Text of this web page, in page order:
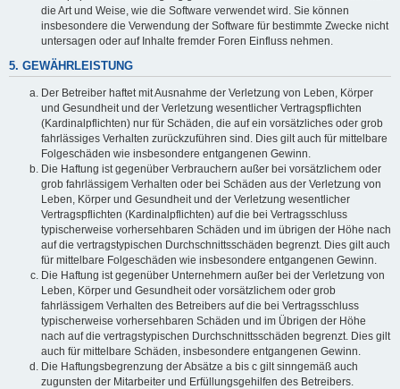
die Art und Weise, wie die Software verwendet wird. Sie können
insbesondere die Verwendung der Software für bestimmte Zwecke nicht
untersagen oder auf Inhalte fremder Foren Einfluss nehmen.
5. GEWÄHRLEISTUNG
Der Betreiber haftet mit Ausnahme der Verletzung von Leben, Körper
und Gesundheit und der Verletzung wesentlicher Vertragspflichten
(Kardinalpflichten) nur für Schäden, die auf ein vorsätzliches oder grob
fahrlässiges Verhalten zurückzuführen sind. Dies gilt auch für mittelbare
Folgeschäden wie insbesondere entgangenen Gewinn.
Die Haftung ist gegenüber Verbrauchern außer bei vorsätzlichem oder
grob fahrlässigem Verhalten oder bei Schäden aus der Verletzung von
Leben, Körper und Gesundheit und der Verletzung wesentlicher
Vertragspflichten (Kardinalpflichten) auf die bei Vertragsschluss
typischerweise vorhersehbaren Schäden und im übrigen der Höhe nach
auf die vertragstypischen Durchschnittsschäden begrenzt. Dies gilt auch
für mittelbare Folgeschäden wie insbesondere entgangenen Gewinn.
Die Haftung ist gegenüber Unternehmern außer bei der Verletzung von
Leben, Körper und Gesundheit oder vorsätzlichem oder grob
fahrlässigem Verhalten des Betreibers auf die bei Vertragsschluss
typischerweise vorhersehbaren Schäden und im Übrigen der Höhe
nach auf die vertragstypischen Durchschnittsschäden begrenzt. Dies gilt
auch für mittelbare Schäden, insbesondere entgangenen Gewinn.
Die Haftungsbegrenzung der Absätze a bis c gilt sinngemäß auch
zugunsten der Mitarbeiter und Erfüllungsgehilfen des Betreibers.